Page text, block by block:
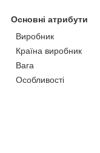
Основні атрибути
Виробник
Країна виробник
Вага
Особливості